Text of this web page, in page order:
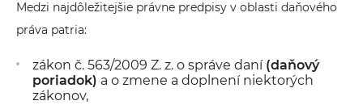
Medzi najdôležitejšie právne predpisy v oblasti daňového
práva patria:
zákon č. 563/2009 Z. z. o správe daní (daňový
poriadok) a o zmene a doplnení niektorých
zákonov,